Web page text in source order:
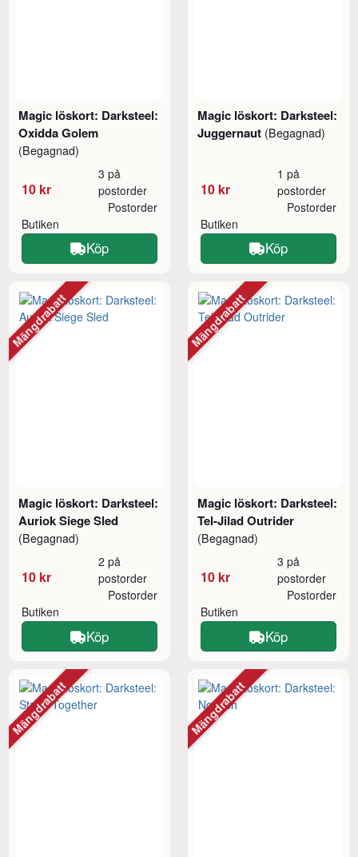
Magic löskort: Darksteel:
Oxidda Golem
(Begagnad)
10 kr
3 på
postorder
Butiken
Postorder
Köp
Magic löskort: Darksteel:
Juggernaut (Begagnad)
10 kr
1 på
postorder
Butiken
Postorder
Köp
Magic löskort: Darksteel:
Auriok Siege Sled
(Begagnad)
10 kr
2 på
postorder
Butiken
Postorder
Köp
Mängdrabatt
Magic löskort: Darksteel:
Tel-Jilad Outrider
(Begagnad)
10 kr
3 på
postorder
Butiken
Postorder
Köp
Mängdrabatt
Mängdrabatt Mängdrabatt